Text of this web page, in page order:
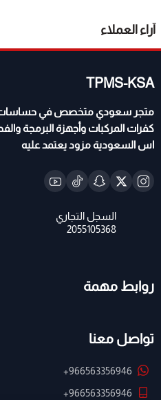
آراء العملاء
TPMS-KSA
متجر سعودي متخصص في حساسات
كفرات المركبات وأجهزة البرمجة
اس السعودية مزود يعتمد عليه
روابط مهمة
تواصل معنا
+966563356946
+966563356946